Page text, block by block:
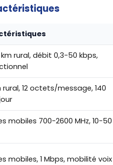
rural, débit 0,3-50 kbps,
rural, 12 octets/message, 140
mobiles 700-2600 MHz, 10-50
mobiles, 1 Mbps, mobilité voix